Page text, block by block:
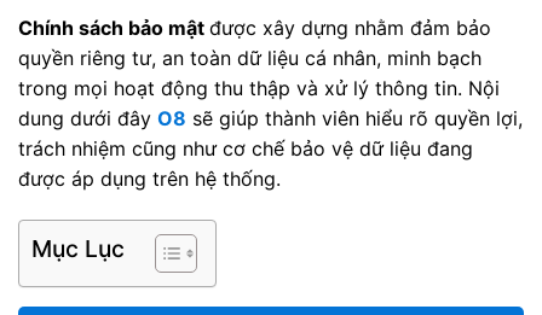
Chính sách bảo mật được xây dựng nhằm đảm bảo
quyền riêng tư, an toàn dữ liệu cá nhân, minh bạch
trong mọi hoạt động thu thập và xử lý thông tin. Nội
dung dưới đây O8 sẽ giúp thành viên hiểu rõ quyền lợi,
trách nhiệm cũng như cơ chế bảo vệ dữ liệu đang
được áp dụng trên hệ thống.
Mục Lục